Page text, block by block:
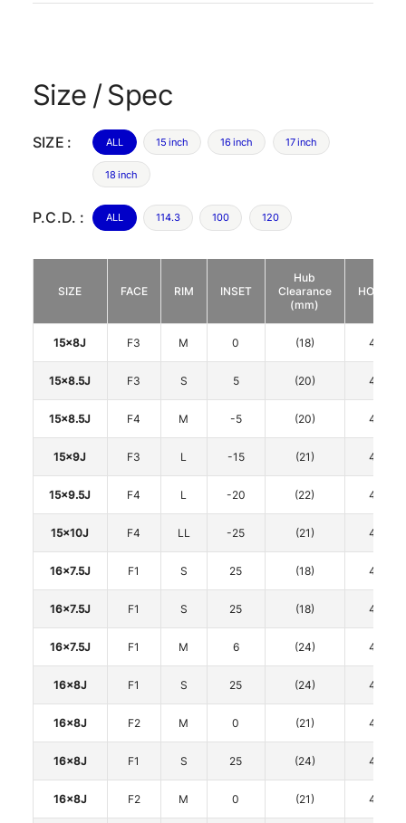
Size / Spec
SIZE : ALL 15 inch 16 inch 17 inch
18 inch
P.C.D. : ALL 114.3 100 120
SIZE FACE RIM INSET
Hub
Clearance
(mm)
HOLE
15x8J F3 M 0 (18) 4
15x8.5J F3 S 5 (20) 4
15x8.5J F4 M -5 (20) 4
15x9J F3 L -15 (21) 4
15x9.5J F4 L -20 (22) 4
15x10J F4 LL -25 (21) 4
16x7.5J F1 S 25 (18) 4
16x7.5J F1 S 25 (18) 4
16x7.5J F1 M 6 (24) 4
16x8J F1 S 25 (24) 4
16x8J F2 M 0 (21) 4
16x8J F1 S 25 (24) 4
16x8J F2 M 0 (21) 4